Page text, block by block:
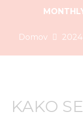
Domov 2024
KAKO